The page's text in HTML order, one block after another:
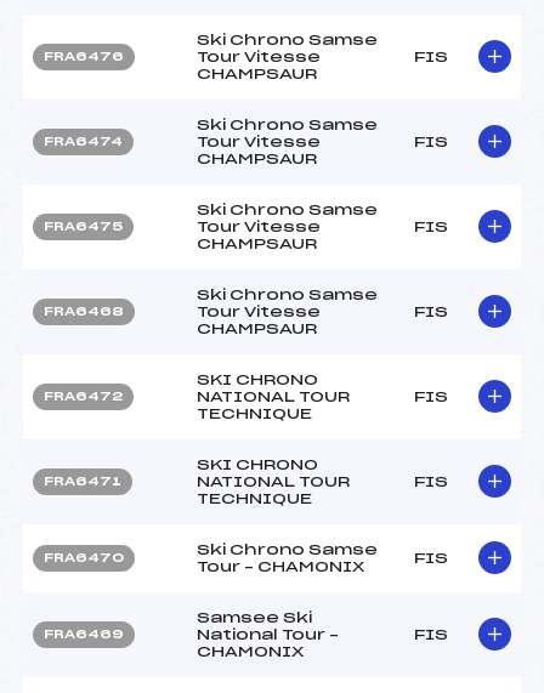
FRA6476
Ski Chrono Samse
Tour Vitesse
CHAMPSAUR
FIS
FRA6474
Ski Chrono Samse
Tour Vitesse
CHAMPSAUR
FIS
FRA6475
Ski Chrono Samse
Tour Vitesse
CHAMPSAUR
FIS
FRA6468
Ski Chrono Samse
Tour Vitesse
CHAMPSAUR
FIS
FRA6472
SKI CHRONO
NATIONAL TOUR
TECHNIQUE
FIS
FRA6471
SKI CHRONO
NATIONAL TOUR
TECHNIQUE
FIS
FRA6470
Ski Chrono Samse
Tour – CHAMONIX
FIS
FRA6469
Samsee Ski
National Tour –
CHAMONIX
FIS